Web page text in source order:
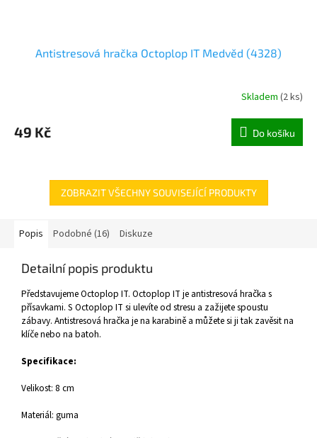
Antistresová hračka Octoplop IT Medvěd (4328)
Skladem (2 ks)
49 Kč Do košíku
ZOBRAZIT VŠECHNY SOUVISEJÍCÍ PRODUKTY
Popis Podobné (16) Diskuze
Detailní popis produktu
Představujeme Octoplop IT. Octoplop IT je antistresová hračka s
přísavkami. S Octoplop IT si ulevíte od stresu a zažijete spoustu
zábavy. Antistresová hračka je na karabině a můžete si ji tak zavěsit na
klíče nebo na batoh.
Specifikace:
Velikost: 8 cm
Materiál: guma